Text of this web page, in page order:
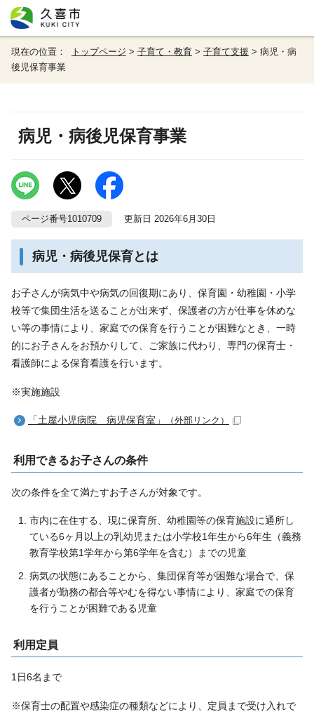
現在の位置： トップページ > 子育て・教育 > 子育て支援 > 病児・病
後児保育事業
病児・病後児保育事業
ページ番号1010709 更新日 2026年6月30日
病児・病後児保育とは
お子さんが病気中や病気の回復期にあり、保育園・幼稚園・小学
校等で集団生活を送ることが出来ず、保護者の方が仕事を休めな
い等の事情により、家庭での保育を行うことが困難なとき、一時
的にお子さんをお預かりして、ご家族に代わり、専門の保育士・
看護師による保育看護を行います。
※実施施設
「土屋小児病院 病児保育室」 （外部リンク）
利用できるお子さんの条件
次の条件を全て満たすお子さんが対象です。
市内に在住する、現に保育所、幼稚園等の保育施設に通所し
ている6ヶ月以上の乳幼児または小学校1年生から6年生（義務
教育学校第1学年から第6学年を含む）までの児童
病気の状態にあることから、集団保育等が困難な場合で、保
護者が勤務の都合等やむを得ない事情により、家庭での保育
を行うことが困難である児童
利用定員
1日6名まで
※保育士の配置や感染症の種類などにより、定員まで受け入れで